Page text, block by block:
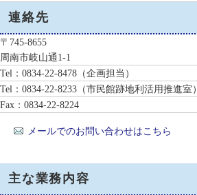
連絡先
〒745-8655
周南市岐山通1-1
Tel：0834-22-8478 （企画担当）
Tel：0834-22-8233 （市民館跡地利活用推進室）
Fax：0834-22-8224
メールでのお問い合わせはこちら
主な業務内容